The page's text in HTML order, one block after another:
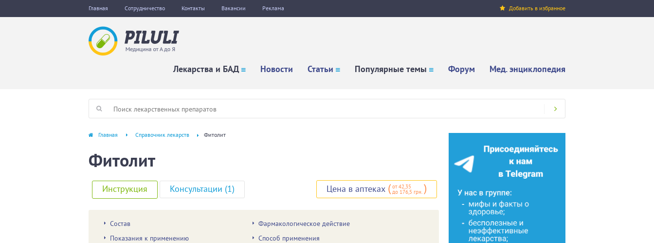
Главная Сотрудничество Контакты Вакансии Реклама Добавить в избранное
Лекарства и БАД Новости Статьи Популярные темы Форум Мед. энциклопедия
Главная Справочник лекарств Фитолит
Фитолит
Инструкция Консультации (1) Цена в аптеках ( от 42,35
до 176,5 грн. )
Состав
Фармакологическое действие
Показания к применению
Способ применения